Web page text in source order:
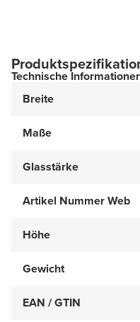
Technische
Breite
Maße
Glasstärke
Artikel Nummer Web
Höhe
Gewicht
EAN / GTIN